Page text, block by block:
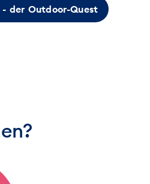
der Outdoor-Quest